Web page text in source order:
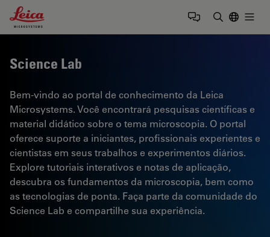
Leica Microsystems Logo
Science Lab
Bem-vindo ao portal de conhecimento da Leica
Microsystems. Você encontrará pesquisas científicas e
material didático sobre o tema microscopia. O portal
oferece suporte a iniciantes, profissionais experientes e
cientistas em seus trabalhos e experimentos diários.
Explore tutoriais interativos e notas de aplicação,
descubra os fundamentos da microscopia, bem como
as tecnologias de ponta. Faça parte da comunidade do
Science Lab e compartilhe sua experiência.